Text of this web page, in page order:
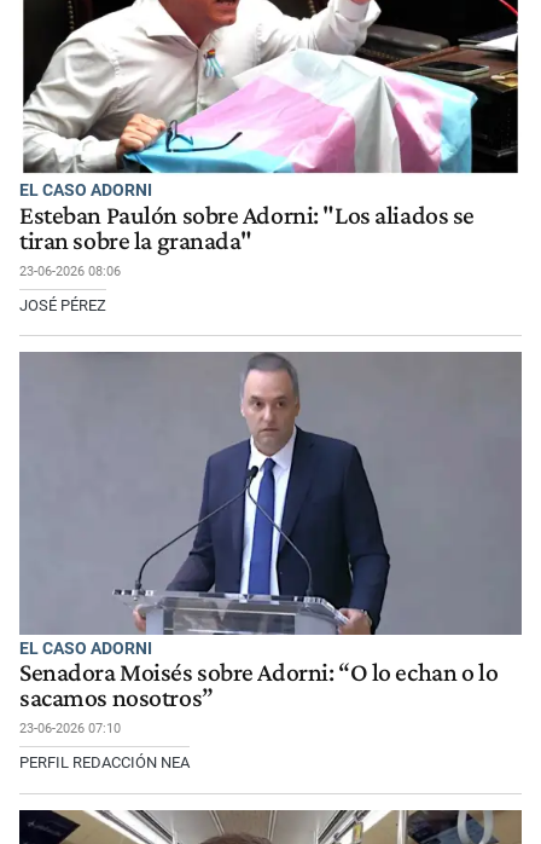
EL CASO ADORNI
Esteban Paulón sobre Adorni: "Los aliados se
tiran sobre la granada"
23-06-2026 08:06
JOSÉ PÉREZ
EL CASO ADORNI
Senadora Moisés sobre Adorni: “O lo echan o lo
sacamos nosotros”
23-06-2026 07:10
PERFIL REDACCIÓN NEA